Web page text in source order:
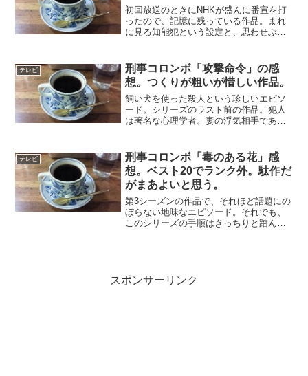
初回放送のときにNHKが盛んに番宣を打
ったので、記憶に残っている作品。まれ
に見る知能犯という設定と、思わせぶり
数が高いメンバーが集まるシグマ協会が
舞台。犯人は会計士で、...
テレビ
刑事コロンボ「攻撃命令」の感
想。つくりが粗いが惜しい作品。
飼い犬を使った殺人という珍しいエピソ
ード。シリーズのラスト前の作品。犯人
は著名な心理学者。妻の浮気相手である
と人を攻撃するように覚え込ませる。電
話で助手を呼び出し、犬の...
テレビ
刑事コロンボ「毒のある花」感
想。ベスト20でランク外。駄作だ
がまあよいと思う。
第3シーズンの作品で、それほど話題にの
ぼらない地味なエピソード。それでも、
このシリーズの手順はきっちりと踏んで
スポンサーリンク